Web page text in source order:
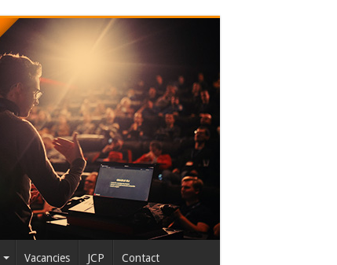
Vacancies JCP Contact